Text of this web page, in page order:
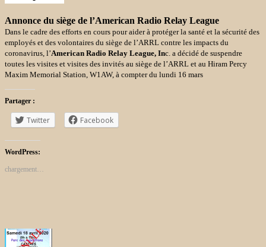
Annonce du siège de l’American Radio Relay League
Dans le cadre des efforts en cours pour aider à protéger la santé et la sécurité des
employés et des volontaires du siège de l’ARRL contre les impacts du
coronavirus, l’American Radio Relay League, Inc. a décidé de suspendre
toutes les visites et visites des invités au siège de l’ARRL et au Hiram Percy
Maxim Memorial Station, W1AW, à compter du lundi 16 mars
Partager :
Twitter Facebook
WordPress:
chargement…